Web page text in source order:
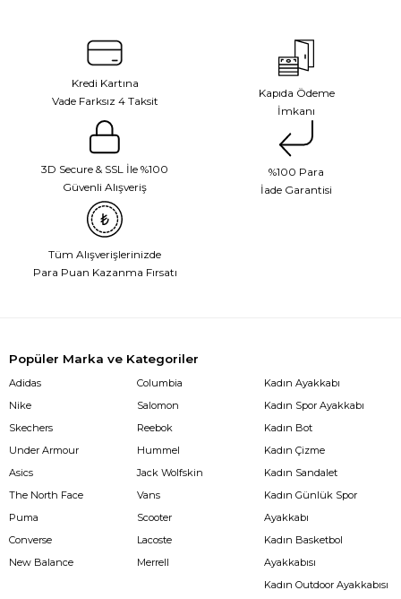
Kredi Kartına
Vade Farksız 4 Taksit
Kapıda Ödeme
İmkanı
3D Secure & SSL İle %100
Güvenli Alışveriş
%100 Para
İade Garantisi
Tüm Alışverişlerinizde
Para Puan Kazanma Fırsatı
Popüler Marka ve Kategoriler
Adidas
Nike
Skechers
Under Armour
Asics
The North Face
Puma
Converse
New Balance
Columbia
Salomon
Reebok
Hummel
Jack Wolfskin
Vans
Scooter
Lacoste
Merrell
Kadın Ayakkabı
Kadın Spor Ayakkabı
Kadın Bot
Kadın Çizme
Kadın Sandalet
Kadın Günlük Spor
Ayakkabı
Kadın Basketbol
Ayakkabısı
Kadın Outdoor Ayakkabısı